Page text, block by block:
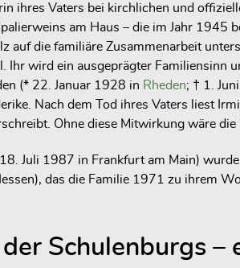
ihres Vaters bei kirchlichen und
am Haus – die im Jahr
auf die familiäre Zusammenarbeit
Ihr wird ein ausgeprägter Familiensinn
(* 22. Januar 1928 in Rheden; † 1.
Nach dem Tod ihres Vaters liest
Ohne diese Mitwirkung wäre die
Juli 1987 in Frankfurt am Main)
das die Familie 1971 zu ihrem
Schulenburgs –